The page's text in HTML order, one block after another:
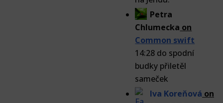
Petra
Chlumecka on
Common swift
14:28 do spodní
budky přiletěl
sameček
Iva Koreňová on